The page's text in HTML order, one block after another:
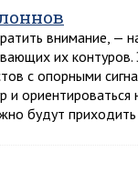
внимание, —
их
с опорными
и
будут